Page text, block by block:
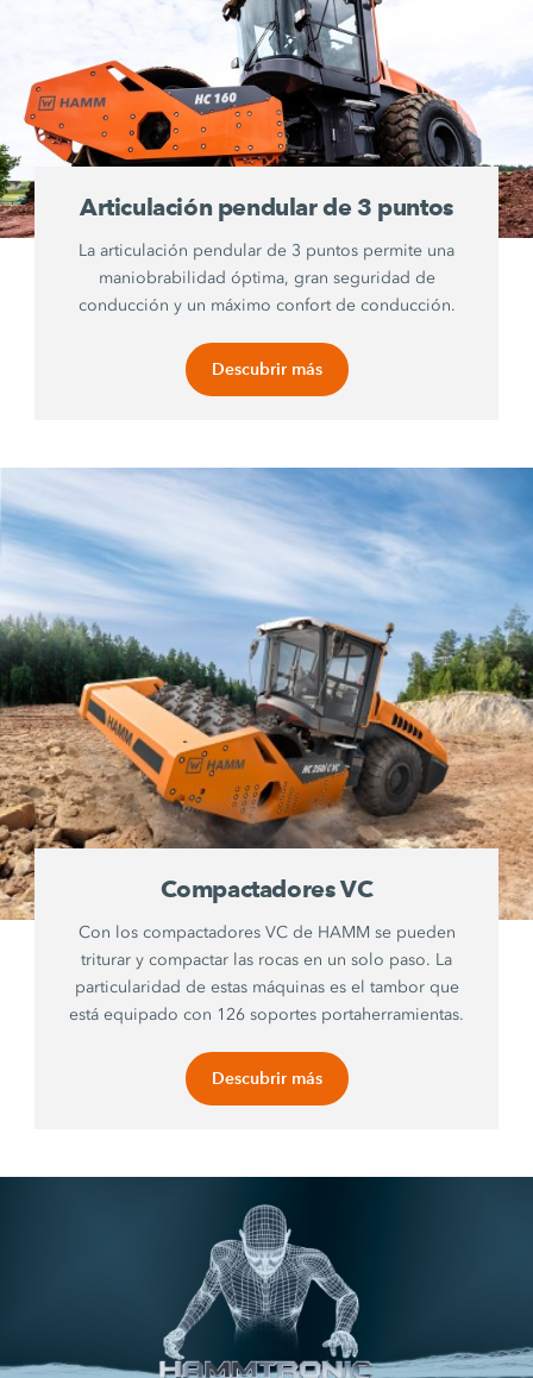
Articulación pendular de 3 puntos
La articulación pendular de 3 puntos permite una
maniobrabilidad óptima, gran seguridad de
conducción y un máximo confort de conducción.
Descubrir más
Compactadores VC
Con los compactadores VC de HAMM se pueden
triturar y compactar las rocas en un solo paso. La
particularidad de estas máquinas es el tambor que
está equipado con 126 soportes portaherramientas.
Descubrir más